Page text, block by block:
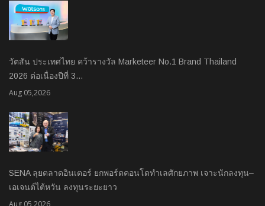
วัตสัน ประเทศไทย คว้ารางวัล Marketeer No.1 Brand Thailand
2026 ต่อเนื่องปีที่ 3…
Aug 05,2026
SENA ลุยตลาดอินเตอร์ ยกพอร์ตคอนโดทำเลศักยภาพ เจาะนักลงทุน–
เอเจนต์ไต้หวัน ลงทุนระยะยาว